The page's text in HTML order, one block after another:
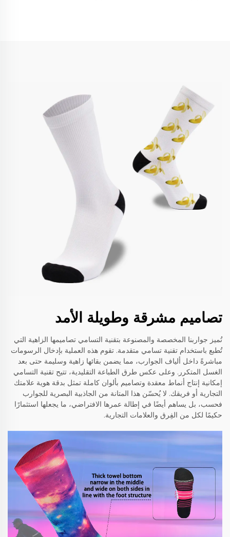
تصاميم مشرقة وطويلة الأمد
تُميز جواربنا المخصصة والمصنوعة بتقنية التسامي تصاميمها الزاهية التي
تُطبع باستخدام تقنية تسامي متقدمة. تقوم هذه العملية بإدخال الرسومات
مباشرةً داخل ألياف الجوارب، مما يضمن بقائها زاهية وسليمة حتى بعد
الغسل المتكرر. وعلى عكس طرق الطباعة التقليدية، تتيح تقنية التسامي
إمكانية إنتاج أنماط معقدة وتصاميم بألوان كاملة تمثل بدقة هوية علامتك
التجارية أو فريقك. لا يُحسّن هذا المتانة من الجاذبية البصرية للجوارب
فحسب، بل يساهم أيضًا في إطالة عمرها الافتراضي، ما يجعلها استثمارًا
حكيمًا لكل من الفِرق والعلامات التجارية.